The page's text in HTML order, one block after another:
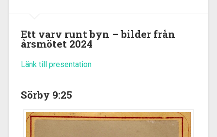
Ett varv runt byn – bilder från
årsmötet 2024
Länk till presentation
Sörby 9:25